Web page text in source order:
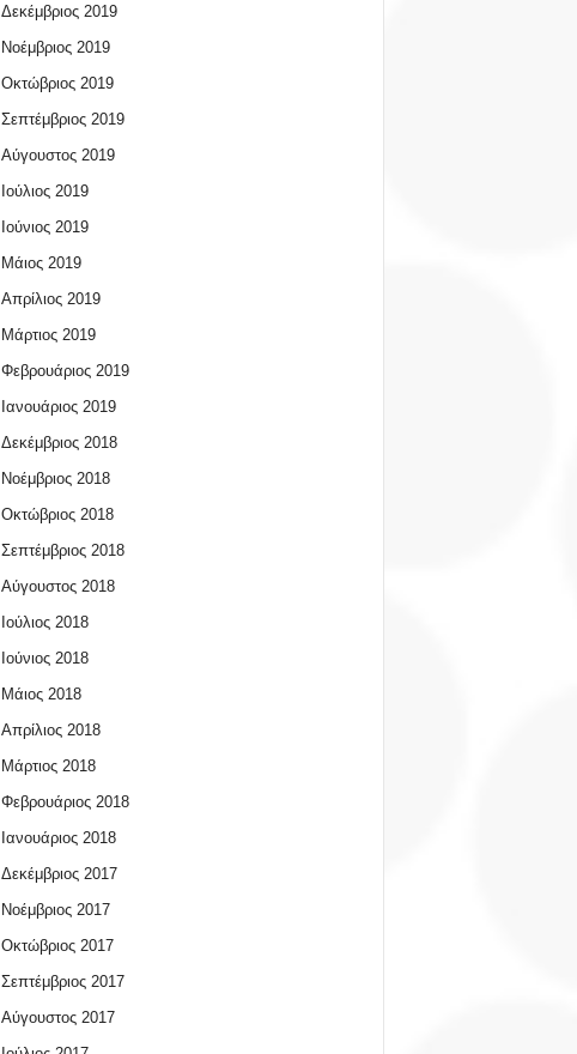
Δεκέμβριος 2019
Νοέμβριος 2019
Οκτώβριος 2019
Σεπτέμβριος 2019
Αύγουστος 2019
Ιούλιος 2019
Ιούνιος 2019
Μάιος 2019
Απρίλιος 2019
Μάρτιος 2019
Φεβρουάριος 2019
Ιανουάριος 2019
Δεκέμβριος 2018
Νοέμβριος 2018
Οκτώβριος 2018
Σεπτέμβριος 2018
Αύγουστος 2018
Ιούλιος 2018
Ιούνιος 2018
Μάιος 2018
Απρίλιος 2018
Μάρτιος 2018
Φεβρουάριος 2018
Ιανουάριος 2018
Δεκέμβριος 2017
Νοέμβριος 2017
Οκτώβριος 2017
Σεπτέμβριος 2017
Αύγουστος 2017